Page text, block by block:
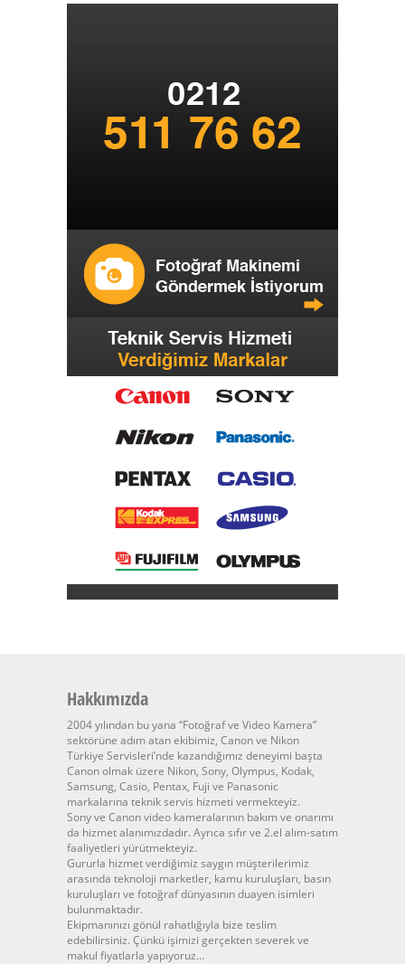
Hakkımızda
2004 yılından bu yana “Fotoğraf ve Video Kamera”
sektörüne adım atan ekibimiz, Canon ve Nikon
Türkiye Servisleri’nde kazandığımız deneyimi başta
Canon olmak üzere Nikon, Sony, Olympus, Kodak,
Samsung, Casio, Pentax, Fuji ve Panasonic
markalarına teknik servis hizmeti vermekteyiz.
Sony ve Canon video kameralarının bakım ve onarımı
da hizmet alanımızdadır. Ayrıca sıfır ve 2.el alım-satım
faaliyetleri yürütmekteyiz.
Gururla hizmet verdiğimiz saygın müşterilerimiz
arasında teknoloji marketler, kamu kuruluşları, basın
kuruluşları ve fotoğraf dünyasının duayen isimleri
bulunmaktadır.
Ekipmanınızı gönül rahatlığıyla bize teslim
edebilirsiniz. Çünkü işimizi gerçekten severek ve
makul fiyatlarla yapıyoruz…